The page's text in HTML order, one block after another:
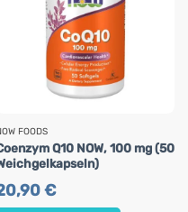
FOODS
Q10 NOW, 100 mg (50
€